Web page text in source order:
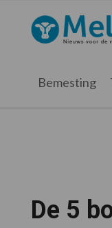
hoofdnavigatie
hoofd
eerste
voettekst
Bemesting
De 5